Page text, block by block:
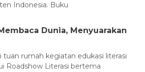
Indonesia. Buku
Dunia, Menyuarakan
tuan rumah kegiatan edukasi literasi
Roadshow Literasi bertema